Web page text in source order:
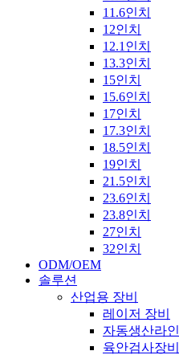
11.6인치
12인치
12.1인치
13.3인치
15인치
15.6인치
17인치
17.3인치
18.5인치
19인치
21.5인치
23.6인치
23.8인치
27인치
32인치
ODM/OEM
솔루션
산업용 장비
레이저 장비
자동생산라인
육안검사장비